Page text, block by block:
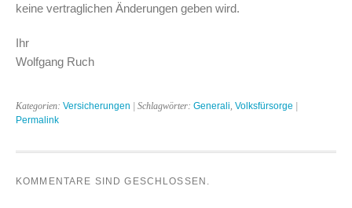
keine vertraglichen Änderungen geben wird.
Ihr
Wolfgang Ruch
Kategorien: Versicherungen | Schlagwörter: Generali, Volksfürsorge |
Permalink
KOMMENTARE SIND GESCHLOSSEN.